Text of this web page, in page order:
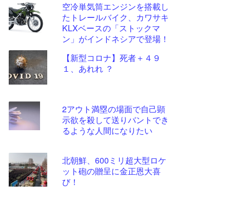
空冷単気筒エンジンを搭載し
たトレールバイク、カワサキ
KLXベースの「ストックマ
ン」がインドネシアで登場！
【新型コロナ】死者＋４９
１、あれれ ？
2アウト満塁の場面で自己顕
示欲を殺して送りバントでき
るような人間になりたい
北朝鮮、600ミリ超大型ロケ
ット砲の贈呈に金正恩大喜
び！
更新
ツー